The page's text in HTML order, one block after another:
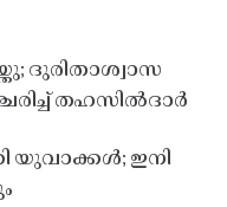
ദുരിതാശ്വാസ
തഹസിൽദാർ
യുവാക്കൾ; ഇനി